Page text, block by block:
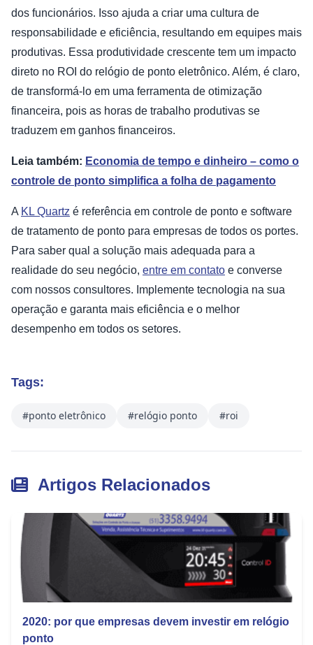
dos funcionários. Isso ajuda a criar uma cultura de
responsabilidade e eficiência, resultando em equipes mais
produtivas. Essa produtividade crescente tem um impacto
direto no ROI do relógio de ponto eletrônico. Além, é claro,
de transformá-lo em uma ferramenta de otimização
financeira, pois as horas de trabalho produtivas se
traduzem em ganhos financeiros.
Leia também: Economia de tempo e dinheiro – como o
controle de ponto simplifica a folha de pagamento
A KL Quartz é referência em controle de ponto e software
de tratamento de ponto para empresas de todos os portes.
Para saber qual a solução mais adequada para a
realidade do seu negócio, entre em contato e converse
com nossos consultores. Implemente tecnologia na sua
operação e garanta mais eficiência e o melhor
desempenho em todos os setores.
Tags:
#ponto eletrônico #relógio ponto #roi
Artigos Relacionados
2020: por que empresas devem investir em relógio
ponto